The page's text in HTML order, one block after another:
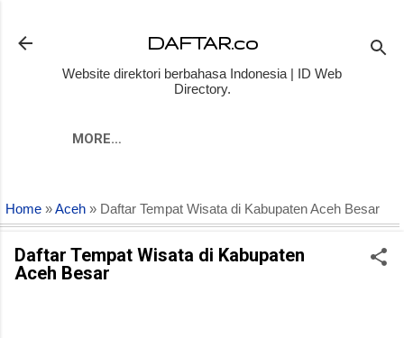
DAFTAR.co
Website direktori berbahasa Indonesia | ID Web
Directory.
MORE…
Home »Aceh » Daftar Tempat Wisata di Kabupaten Aceh Besar
Daftar Tempat Wisata di Kabupaten
Aceh Besar